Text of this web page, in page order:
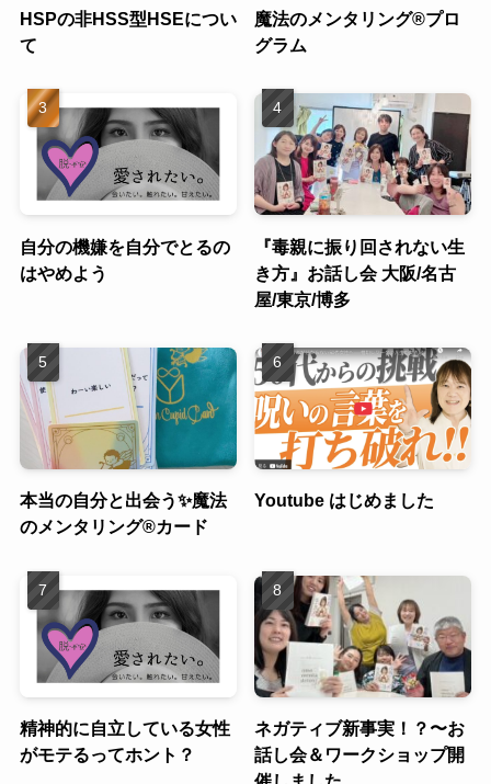
HSPの非HSS型HSEについ
て
魔法のメンタリング®︎プロ
グラム
自分の機嫌を自分でとるの
はやめよう
『毒親に振り回されない生
き方』お話し会 大阪/名古
屋/東京/博多
本当の自分と出会う✨魔法
のメンタリング®︎カード
Youtube はじめました
精神的に自立している女性
がモテるってホント？
ネガティブ新事実！？〜お
話し会＆ワークショップ開